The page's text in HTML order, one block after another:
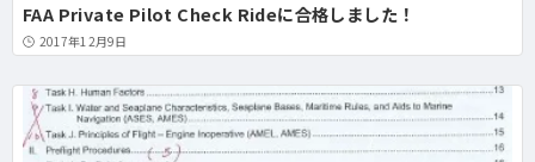
FAA Private Pilot Check Rideに合格しました！
2017年12月9日